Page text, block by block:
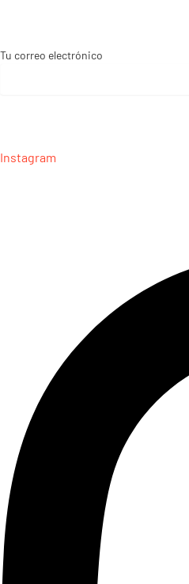
Tu correo electrónico
Instagram